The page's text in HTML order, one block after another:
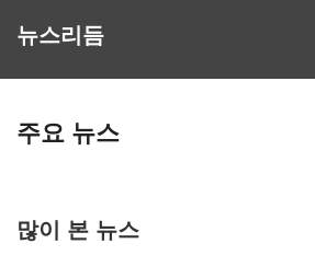
뉴스리듬
주요 뉴스
많이 본 뉴스